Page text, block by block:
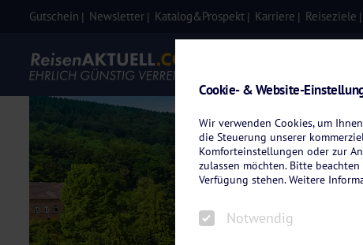
Gutschein Newsletter Katalog&Prospekt Karriere Reiseziele
Cookie- & Website-
Wir verwenden Cookies, um
die Steuerung unserer
Komforteinstellungen oder zur
zulassen möchten. Bitte
Verfügung stehen. Weitere
Notwendig